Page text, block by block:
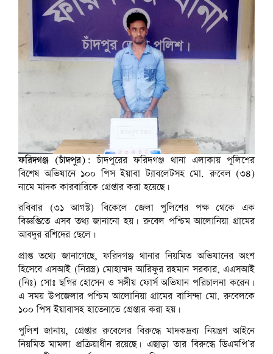
ফরিদগঞ্জ (চাঁদপুর): চাঁদপুরের ফরিদগঞ্জ থানা এলাকায় পুলিশের
বিশেষ অভিযানে ১০০ পিস ইয়াবা ট্যাবলেটসহ মো. রুবেল (৩৪)
নামে মাদক কারবারিকে গ্রেপ্তার করা হয়েছে।
রবিবার (৩১ আগস্ট) বিকেলে জেলা পুলিশের পক্ষ থেকে এক
বিজ্ঞপ্তিতে এসব তথ্য জানানো হয়। রুবেল পশ্চিম আলোনিয়া গ্রামের
আবদুর রশিদের ছেলে।
প্রাপ্ত তথ্যে জানাগেছে, ফরিদগঞ্জ থানার নিয়মিত অভিযানের অংশ
হিসেবে এসআই (নিরস্ত্র) মোহাম্মদ আরিফুর রহমান সরকার, এএসআই
(নিঃ) সোঃ ছগির হোসেন ও সঙ্গীয় ফোর্স অভিযান পরিচালনা করেন।
এ সময় উপজেলার পশ্চিম আলোনিয়া গ্রামের বাসিন্দা মো. রুবেলকে
১০০ পিস ইয়াবাসহ হাতেনাতে গ্রেপ্তার করা হয়।
পুলিশ জানায়, গ্রেপ্তার রুবেলের বিরুদ্ধে মাদকদ্রব্য নিয়ন্ত্রণ আইনে
নিয়মিত মামলা প্রক্রিয়াধীন রয়েছে। এছাড়া তার বিরুদ্ধে ডিএমপি’র